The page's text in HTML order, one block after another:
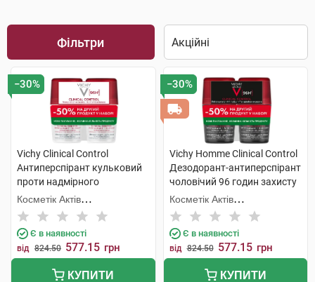
Фільтри
−30%
Vichy Clinical Control
Антиперспірант кульковий
проти надмірного
потовиділення 96 годин
захисту 2х50 мл 1 набір
Косметік Актів
Інтернаціональ
Є в наявності
від 824.50 577.15 грн
КУПИТИ
−30%
Vichy Homme Clinical Control
Дезодорант-антиперспірант
чоловічий 96 годин захисту
2х50 мл 1 набір
Косметік Актів
Інтернаціональ
Є в наявності
від 824.50 577.15 грн
КУПИТИ